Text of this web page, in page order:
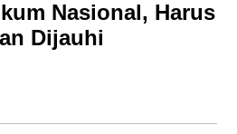
Nasional, Harus
Dijauhi